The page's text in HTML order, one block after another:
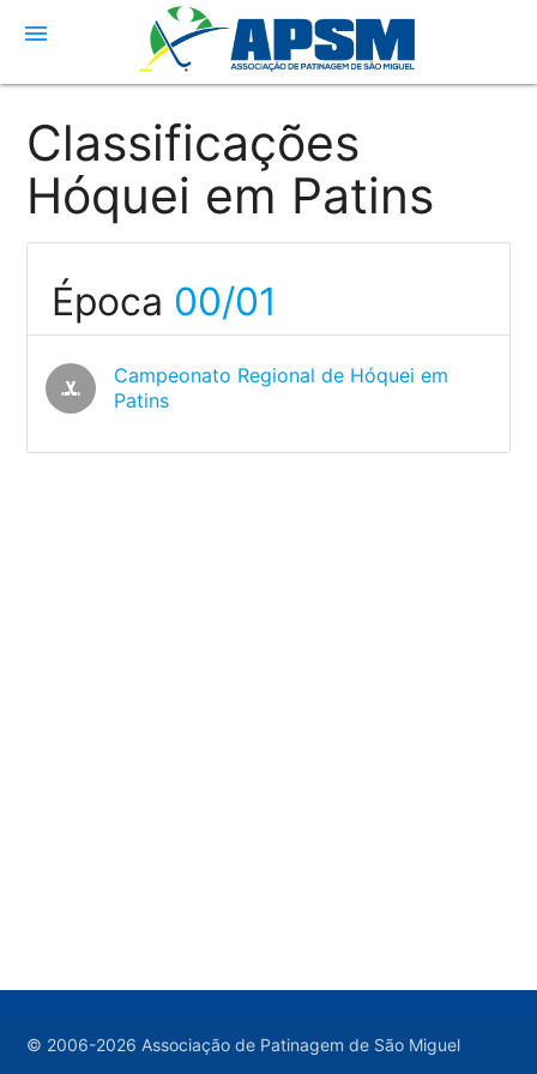
menu
Classificações
Hóquei em Patins
Época 00/01
sports_hockey
Campeonato Regional de Hóquei em
Patins
© 2006-2026 Associação de Patinagem de São Miguel